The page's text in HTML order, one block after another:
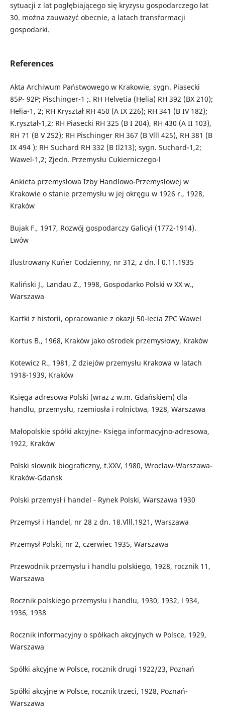
sytuacji z lat pogłębiającego się kryzysu gospodarczego lat
30. można zauważyć obecnie, a latach transformacji
gospodarki.
References
Akta Archiwum Państwowego w Krakowie, sygn. Piasecki
85P- 92P; Pischinger-1 ;. RH Helvetia (Helia) RH 392 (BX 210);
Hełia-1, 2; RH Kryształ RH 450 (A IX 226); RH 341 (B IV 182);
K.ryształ-1,2; RH Piasecki RH 325 (B I 204), RH 430 (A II 103),
RH 71 (B V 252); RH Pischinger RH 367 (B Vlll 425), RH 381 (B
IX 494 ); RH Suchard RH 332 (B Il213); sygn. Suchard-1,2;
Wawel-1,2; Zjedn. Przemysłu Cukierniczego-l
Ankieta przemysłowa Izby Handlowo-Przemysłowej w
Krakowie o stanie przemysłu w jej okręgu w 1926 r., 1928,
Kraków
Bujak F., 1917, Rozwój gospodarczy Galicyi (1772-1914).
Lwów
Ilustrowany Kuńer Codzienny, nr 312, z dn. l 0.11.1935
Kaliński J., Landau Z., 1998, Gospodarko Polski w XX w.,
Warszawa
Kartki z historii, opracowanie z okazji 50-lecia ZPC Wawel
Kortus B., 1968, Kraków jako ośrodek przemysłowy, Kraków
Kotewicz R., 1981, Z dziejów przemysłu Krakowa w latach
1918-1939, Kraków
Księga adresowa Polski (wraz z w.m. Gdańskiem) dla
handlu, przemysłu, rzemiosła i rolnictwa, 1928, Warszawa
Małopolskie spółki akcyjne- Księga informacyjno-adresowa,
1922, Kraków
Polski słownik biograficzny, t.XXV, 1980, Wrocław-Warszawa-
Kraków-Gdańsk
Polski przemysł i handel - Rynek Polski, Warszawa 1930
Przemysł i Handel, nr 28 z dn. 18.Vlll.1921, Warszawa
Przemysł Polski, nr 2, czerwiec 1935, Warszawa
Przewodnik przemysłu i handlu polskiego, 1928, rocznik 11,
Warszawa
Rocznik polskiego przemysłu i handlu, 1930, 1932, l 934,
1936, 1938
Rocznik informacyjny o spółkach akcyjnych w Polsce, 1929,
Warszawa
Spółki akcyjne w Polsce, rocznik drugi 1922/23, Poznań
Spółki akcyjne w Polsce, rocznik trzeci, 1928, Poznań-
Warszawa